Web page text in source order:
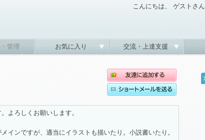
こんにちは、 ゲストさん
管理 お気に入り 交流・上達支援
よろしくお願いします。
インですが、適当にイラストも描いたり。小説書いたり。